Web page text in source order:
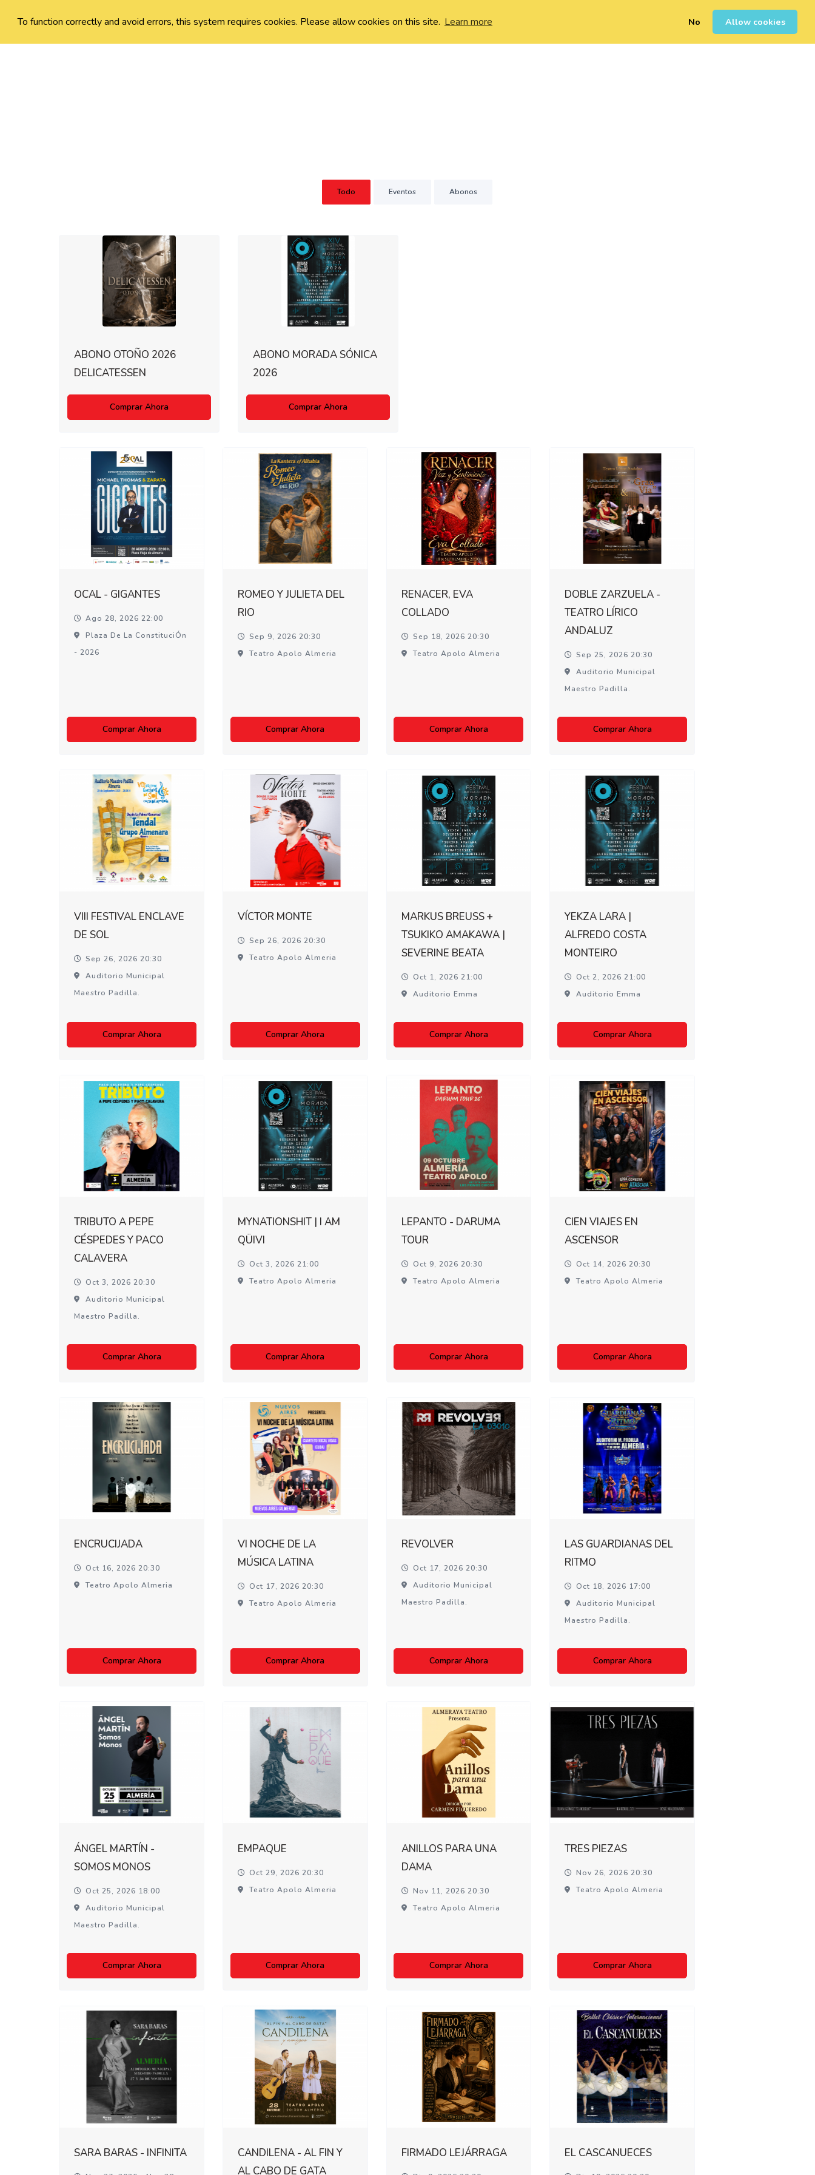
To function correctly and avoid errors, this system requires cookies. Please allow cookies on this site. Learn more No Allow cookies
Registrarse 0
Todo Eventos Abonos
ABONO OTOÑO 2026
DELICATESSEN
Comprar Ahora
ABONO MORADA SÓNICA
2026
Comprar Ahora
OCAL - GIGANTES
Ago 28, 2026 22:00
Plaza De La ConstituciÓn
- 2026
Comprar Ahora
ROMEO Y JULIETA DEL
RIO
Sep 9, 2026 20:30
Teatro Apolo Almeria
Comprar Ahora
RENACER, EVA
COLLADO
Sep 18, 2026 20:30
Teatro Apolo Almeria
Comprar Ahora
DOBLE ZARZUELA -
TEATRO LÍRICO
ANDALUZ
Sep 25, 2026 20:30
Auditorio Municipal
Maestro Padilla.
Comprar Ahora
VIII FESTIVAL ENCLAVE
DE SOL
Sep 26, 2026 20:30
Auditorio Municipal
Maestro Padilla.
Comprar Ahora
VÍCTOR MONTE
Sep 26, 2026 20:30
Teatro Apolo Almeria
Comprar Ahora
MARKUS BREUSS +
TSUKIKO AMAKAWA |
SEVERINE BEATA
Oct 1, 2026 21:00
Auditorio Emma
Comprar Ahora
YEKZA LARA |
ALFREDO COSTA
MONTEIRO
Oct 2, 2026 21:00
Auditorio Emma
Comprar Ahora
TRIBUTO A PEPE
CÉSPEDES Y PACO
CALAVERA
Oct 3, 2026 20:30
Auditorio Municipal
Maestro Padilla.
Comprar Ahora
MYNATIONSHIT | I AM
QÜIVI
Oct 3, 2026 21:00
Teatro Apolo Almeria
Comprar Ahora
LEPANTO - DARUMA
TOUR
Oct 9, 2026 20:30
Teatro Apolo Almeria
Comprar Ahora
CIEN VIAJES EN
ASCENSOR
Oct 14, 2026 20:30
Teatro Apolo Almeria
Comprar Ahora
ENCRUCIJADA
Oct 16, 2026 20:30
Teatro Apolo Almeria
Comprar Ahora
VI NOCHE DE LA
MÚSICA LATINA
Oct 17, 2026 20:30
Teatro Apolo Almeria
Comprar Ahora
REVOLVER
Oct 17, 2026 20:30
Auditorio Municipal
Maestro Padilla.
Comprar Ahora
LAS GUARDIANAS DEL
RITMO
Oct 18, 2026 17:00
Auditorio Municipal
Maestro Padilla.
Comprar Ahora
ÁNGEL MARTÍN -
SOMOS MONOS
Oct 25, 2026 18:00
Auditorio Municipal
Maestro Padilla.
Comprar Ahora
EMPAQUE
Oct 29, 2026 20:30
Teatro Apolo Almeria
Comprar Ahora
ANILLOS PARA UNA
DAMA
Nov 11, 2026 20:30
Teatro Apolo Almeria
Comprar Ahora
TRES PIEZAS
Nov 26, 2026 20:30
Teatro Apolo Almeria
Comprar Ahora
SARA BARAS - INFINITA
CANDILENA - AL FIN Y
AL CABO DE GATA
FIRMADO LEJÁRRAGA EL CASCANUECES